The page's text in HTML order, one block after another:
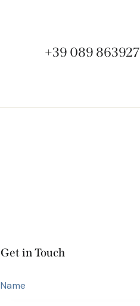
+39 089 863927
Get in Touch